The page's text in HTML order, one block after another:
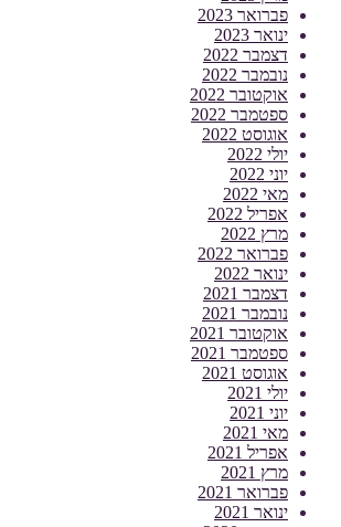
פברואר 2023
ינואר 2023
דצמבר 2022
נובמבר 2022
אוקטובר 2022
ספטמבר 2022
אוגוסט 2022
יולי 2022
יוני 2022
מאי 2022
אפריל 2022
מרץ 2022
פברואר 2022
ינואר 2022
דצמבר 2021
נובמבר 2021
אוקטובר 2021
ספטמבר 2021
אוגוסט 2021
יולי 2021
יוני 2021
מאי 2021
אפריל 2021
מרץ 2021
פברואר 2021
ינואר 2021